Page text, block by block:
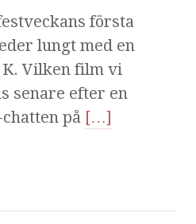
första
lungt med en
Vilken film vi
senare efter en
på […]